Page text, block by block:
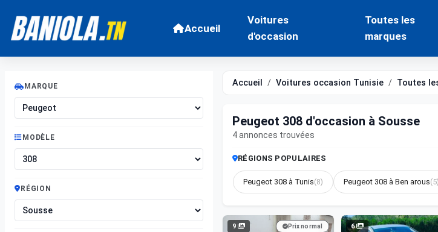
Accueil
Voitures
d'occasion
Toutes les
marques
MARQUE
MODÈLE
RÉGION
Accueil Voitures occasion Tunisie Toutes
Peugeot 308 d'occasion à Sousse
4 annonces trouvées
RÉGIONS POPULAIRES
Peugeot 308 à Tunis(8) Peugeot 308 à Ben arous(5)
9 Prix normal 6